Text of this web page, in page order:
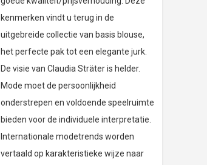
kenmerken vindt u terug in de
uitgebreide collectie van basis blouse,
het perfecte pak tot een elegante jurk.
De visie van Claudia Sträter is helder.
Mode moet de persoonlijkheid
onderstrepen en voldoende speelruimte
bieden voor de individuele interpretatie.
Internationale modetrends worden
vertaald op karakteristieke wijze naar